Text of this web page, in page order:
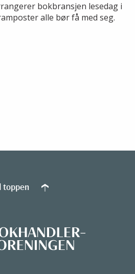
bokbransjen lesedag i
alle bør få med seg.
toppen